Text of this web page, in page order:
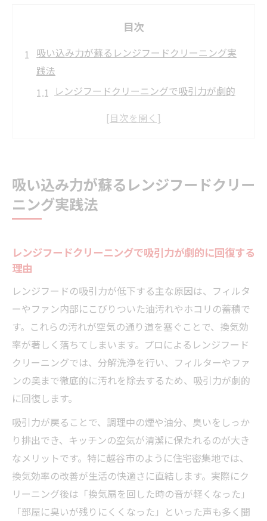
目次
吸い込み力が蘇るレンジフードクリーニング実
践法
レンジフードクリーニングで吸引力が劇的
ングのコツ
レンジフードクリーニング前後で感じる空
グ活用法
すすめ
レンジフードクリーニングで油汚れが驚く
ほど落ちる理由
キッチンの快適さを保つレンジフードクリ
ーニング法
レンジフードクリーニング後の臭い対策と
油膜除去に特化したレンジフードクリーニ
ング技術
レンジフードクリーニングで家事の負担を
減らす方法
プロの技術で快適キッチンを維持する秘訣
吸い込み力が蘇るレンジフードクリー
ニング実践法
レンジフードクリーニングで吸引力が劇的に回復する
理由
レンジフードの吸引力が低下する主な原因は、フィルタ
ーやファン内部にこびりついた油汚れやホコリの蓄積で
す。これらの汚れが空気の通り道を塞ぐことで、換気効
率が著しく落ちてしまいます。プロによるレンジフード
クリーニングでは、分解洗浄を行い、フィルターやファ
ンの奥まで徹底的に汚れを除去するため、吸引力が劇的
に回復します。
吸引力が戻ることで、調理中の煙や油分、臭いをしっか
り排出でき、キッチンの空気が清潔に保たれるのが大き
なメリットです。特に越谷市のように住宅密集地では、
換気効率の改善が生活の快適さに直結します。実際にク
リーニング後は「換気扇を回した時の音が軽くなった」
「部屋に臭いが残りにくくなった」といった声も多く聞